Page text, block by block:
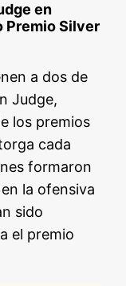
en
Premio Silver
a dos de
Judge,
los premios
cada
formaron
la ofensiva
sido
el premio